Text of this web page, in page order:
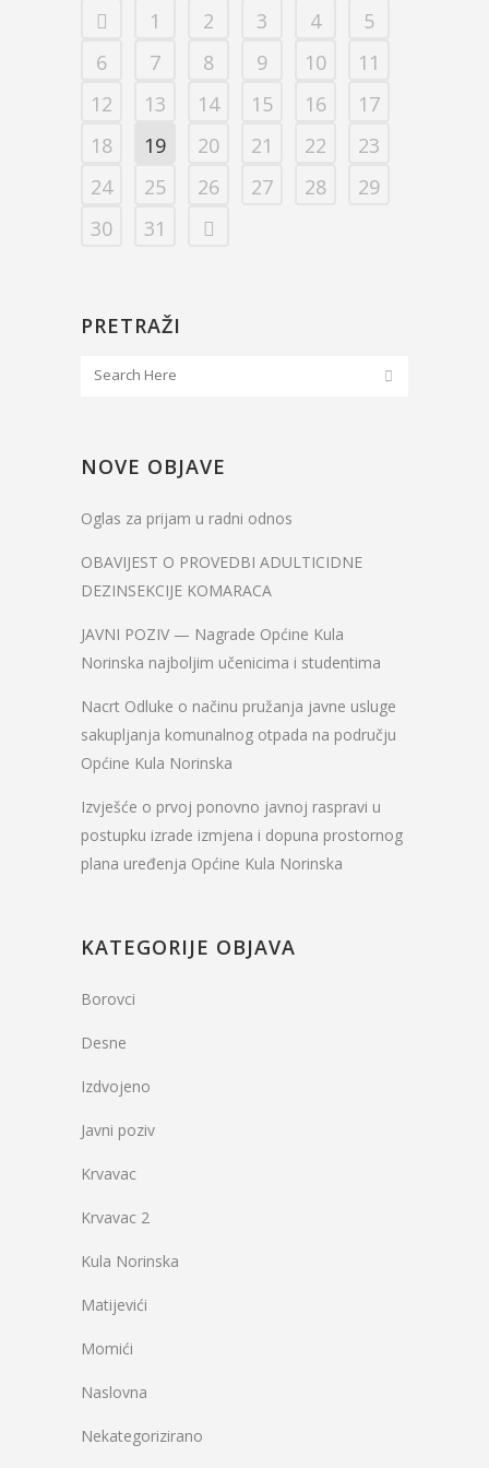
1 2 3 4
5
6
7 8 9 10
11
12
13 14 15 16
17
18
19 20 21 22
23
24
25 26 27 28
29
30
31
PRETRAŽI
NOVE OBJAVE
Oglas za prijam u radni odnos
OBAVIJEST O PROVEDBI ADULTICIDNE
DEZINSEKCIJE KOMARACA
JAVNI POZIV — Nagrade Općine Kula
Norinska najboljim učenicima i studentima
Nacrt Odluke o načinu pružanja javne usluge
sakupljanja komunalnog otpada na području
Općine Kula Norinska
Izvješće o prvoj ponovno javnoj raspravi u
postupku izrade izmjena i dopuna prostornog
plana uređenja Općine Kula Norinska
KATEGORIJE OBJAVA
Borovci
Desne
Izdvojeno
Javni poziv
Krvavac
Krvavac 2
Kula Norinska
Matijevići
Momići
Naslovna
Nekategorizirano